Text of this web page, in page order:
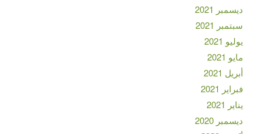
ديسمبر 2021
سبتمبر 2021
يوليو 2021
مايو 2021
أبريل 2021
فبراير 2021
يناير 2021
ديسمبر 2020